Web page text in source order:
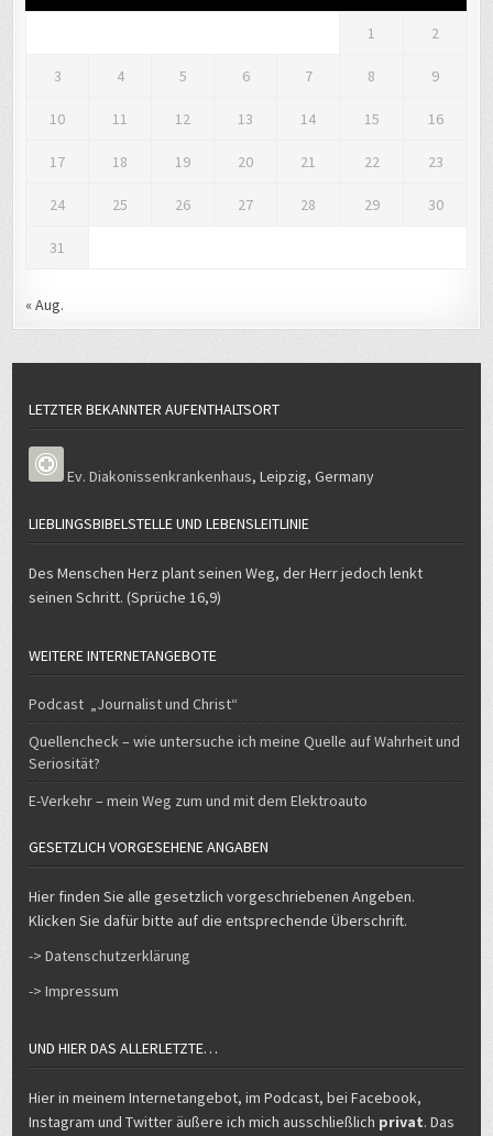
1 2
3 4 5 6 7 8 9
10 11 12 13 14 15 16
17 18 19 20 21 22 23
24 25 26 27 28 29 30
31
« Aug.
LETZTER BEKANNTER AUFENTHALTSORT
Ev. Diakonissenkrankenhaus,Leipzig,Germany
LIEBLINGSBIBELSTELLE UND LEBENSLEITLINIE
Des Menschen Herz plant seinen Weg, der Herr jedoch lenkt
seinen Schritt. (Sprüche 16,9)
WEITERE INTERNETANGEBOTE
Podcast „Journalist und Christ“
Quellencheck – wie untersuche ich meine Quelle auf Wahrheit und
Seriosität?
E-Verkehr – mein Weg zum und mit dem Elektroauto
GESETZLICH VORGESEHENE ANGABEN
Hier finden Sie alle gesetzlich vorgeschriebenen Angeben.
Klicken Sie dafür bitte auf die entsprechende Überschrift.
-> Datenschutzerklärung
-> Impressum
UND HIER DAS ALLERLETZTE…
Hier in meinem Internetangebot, im Podcast, bei Facebook,
Instagram und Twitter äußere ich mich ausschließlich privat. Das